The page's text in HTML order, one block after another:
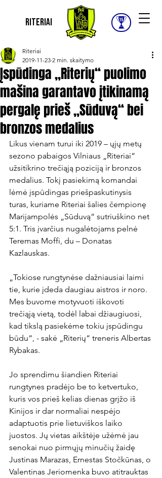
Riteriai
Įspūdinga „Riterių“ puolimo
mašina garantavo įtikinamą
pergalę prieš „Sūduvą“ bei
bronzos medalius
Riteriai
2019-11-23 2 min. skaitymo
Likus vienam turui iki 2019 – ųjų metų
sezono pabaigos Vilniaus „Riteriai“
užsitikrino trečiąją poziciją ir bronzos
medalius. Tokį pasiekimą komandai
lėmė įspūdingas priešpaskutinysis
turas, kuriame Riteriai šalies čempionę
Marijampolės „Sūduvą“ sutriuškino net
5:1. Tris įvarčius nugalėtojams pelnė
Teremas Moffi, du – Donatas
Kazlauskas.
„Tokiose rungtynėse dažniausiai laimi
tie, kurie įdeda daugiau aistros ir noro.
Mes buvome motyvuoti iškovoti
trečiąją vietą, todėl labai džiaugiuosi,
kad tikslą pasiekėme tokiu įspūdingu
būdu“, - sakė „Riterių“ treneris Albertas
Rybakas.
Jo sprendimu šiandien Riteriai
rungtynes pradėjo be to ketvertuko,
kuris vos prieš kelias dienas grįžo iš
Kinijos ir dar normaliai nespėjo
adaptuotis prie lietuviškos laiko
juostos. Jų vietas aikštėje užėmė jau
senokai nuo pirmųjų minučių žaidę
Justinas Marazas, Ernestas Stočkūnas, o
Valentinas Jeriomenka buvo atitrauktas